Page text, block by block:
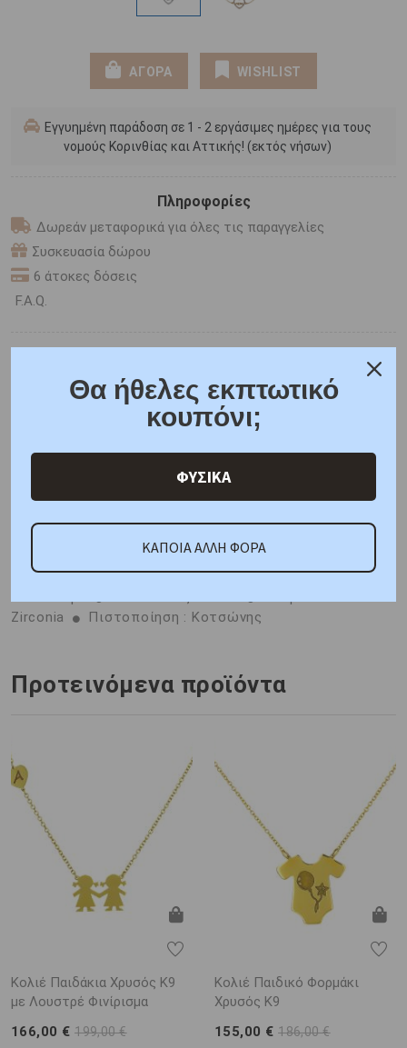
ΑΓΟΡΑ WISHLIST
Εγγυημένη παράδοση σε 1 - 2 εργάσιμες ημέρες για τους
νομούς Κορινθίας και Αττικής! (εκτός νήσων)
Πληροφορίες
Δωρεάν μεταφορικά για όλες τις παραγγελίες
Συσκευασία δώρου
6 άτοκες δόσεις
F.A.Q.
SHARE THE LOVE
Χαρακτηριστικά Γιατί εμάς Ρωτήστε μας
Κριτικές
ΑΜΕΣΑ ΔΙΑΘΕΣΙΜΟ
Μέταλλο : Ασήμι Λευκό
Zirconia
Πιστοποίηση : Κοτσώνης
Προτεινόμενα προϊόντα
Κολιέ Παιδάκια Χρυσός Κ9
με Λουστρέ Φινίρισμα
166,00 €199,00 €
Κολιέ Παιδικό Φορμάκι
Χρυσός Κ9
155,00 €186,00 €
Θα ήθελες εκπτωτικό
κουπόνι;
ΦΥΣΙΚΑ
ΚΑΠΟΙΑ ΑΛΛΗ ΦΟΡΑ